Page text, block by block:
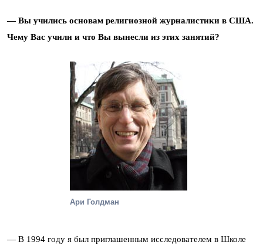
— Вы учились основам религиозной журналистики в США.
Чему Вас учили и что Вы вынесли из этих занятий?
Ари Голдман
— В 1994 году я был приглашенным исследователем в Школе